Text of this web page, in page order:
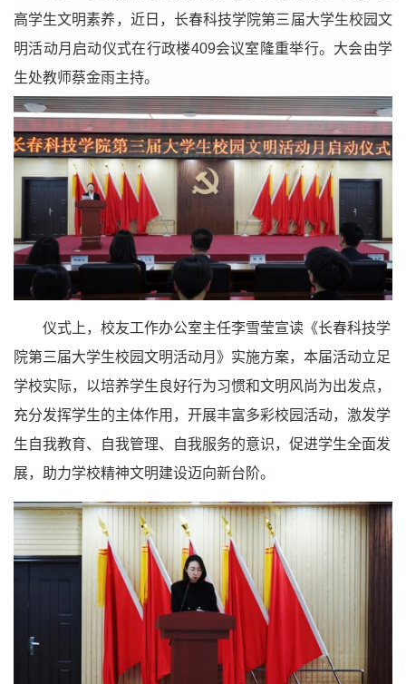
高学生文明素养，近日，长春科技学院第三届大学生校园文
明活动月启动仪式在行政楼409会议室隆重举行。大会由学
生处教师蔡金雨主持。
仪式上，校友工作办公室主任李雪莹宣读《长春科技学
院第三届大学生校园文明活动月》实施方案，本届活动立足
学校实际，以培养学生良好行为习惯和文明风尚为出发点，
充分发挥学生的主体作用，开展丰富多彩校园活动，激发学
生自我教育、自我管理、自我服务的意识，促进学生全面发
展，助力学校精神文明建设迈向新台阶。